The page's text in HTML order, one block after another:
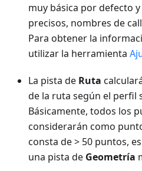
muy básica por defecto
precisos, nombres de
Para obtener la
utilizar la herramienta
La pista de Ruta
de la ruta según el perfil
Básicamente, todos los
considerarán como
consta de > 50 puntos,
una pista de Geometría